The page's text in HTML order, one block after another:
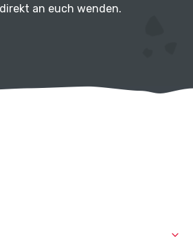
an euch wenden.